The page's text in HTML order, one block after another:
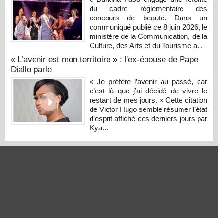
du cadre réglementaire des
concours de beauté. Dans un
communiqué publié ce 8 juin 2026, le
ministère de la Communication, de la
Culture, des Arts et du Tourisme a...
« L’avenir est mon territoire » : l'ex-épouse de Pape
Diallo parle
« Je préfère l’avenir au passé, car
c’est là que j’ai décidé de vivre le
restant de mes jours. » Cette citation
de Victor Hugo semble résumer l’état
d’esprit affiché ces derniers jours par
Kya...